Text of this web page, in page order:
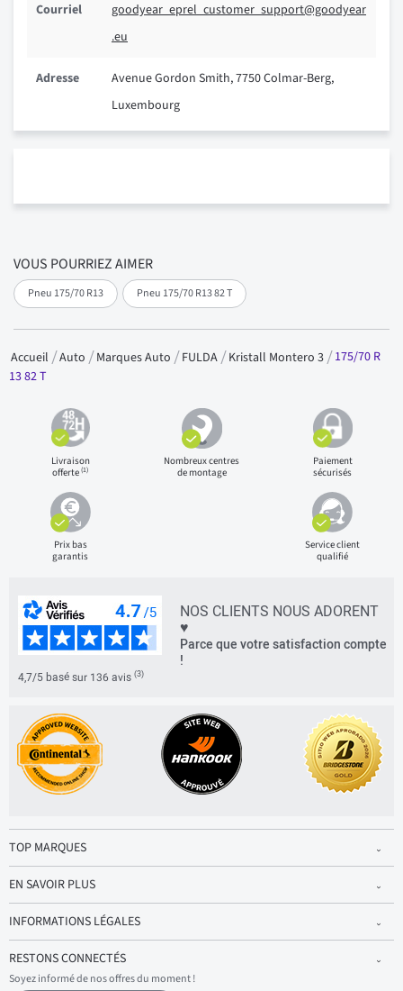
VOUS POURRIEZ AIMER
Pneu 175/70 R13 Pneu 175/70 R13 82 T
Courriel
goodyear_eprel_customer_support@goodyear
.eu
Adresse
Avenue Gordon Smith, 7750 Colmar-Berg,
Luxembourg
Accueil Auto Marques Auto FULDA Kristall Montero 3
175/70 R
13 82 T
Livraison
offerte(1)
Nombreux centres
de montage
Paiement
sécurisés
Prix bas
garantis
Service client
qualifié
NOS CLIENTS NOUS ADORENT
♥
Parce que votre satisfaction compte
!
4,7/5 basé sur 136 avis (3)
TOP MARQUES
EN SAVOIR PLUS
INFORMATIONS LÉGALES
RESTONS CONNECTÉS
Soyez informé de nos offres du moment !